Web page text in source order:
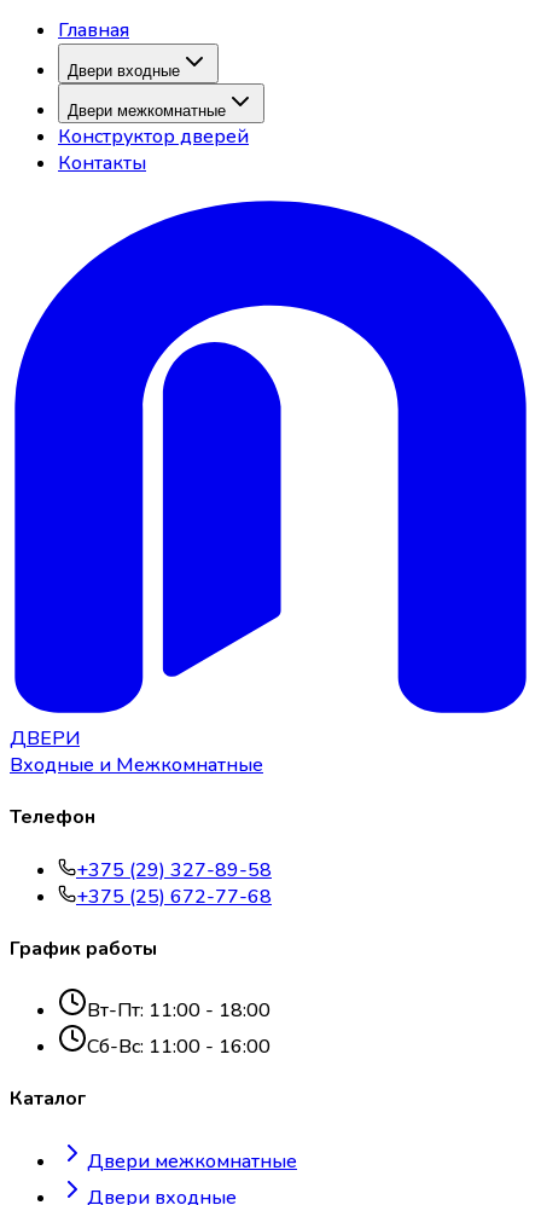
Главная
Двери входные
Двери межкомнатные
Конструктор дверей
Контакты
ДВЕРИ
Входные и Межкомнатные
Телефон
+375 (29) 327-89-58
+375 (25) 672-77-68
График работы
Вт-Пт: 11:00 - 18:00
Сб-Вс: 11:00 - 16:00
Каталог
Двери межкомнатные
Двери входные